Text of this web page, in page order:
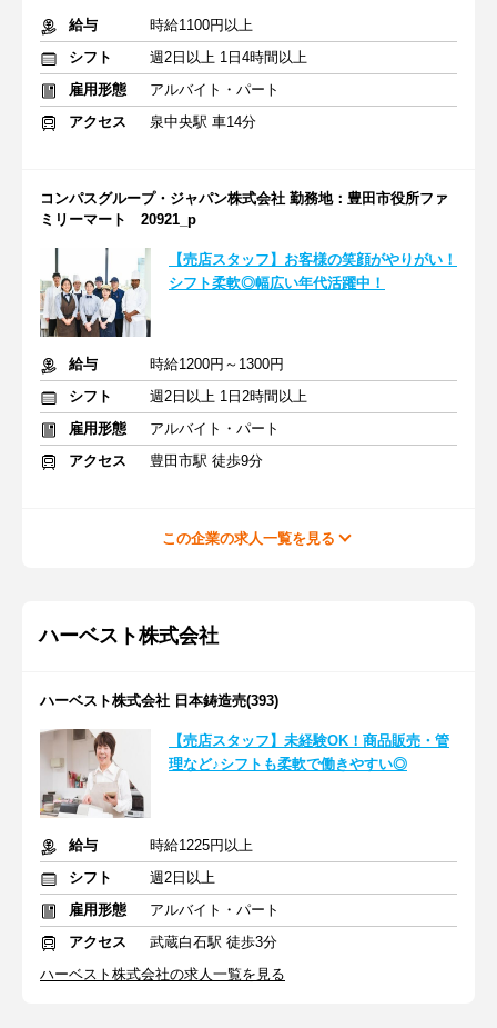
給与
時給1100円以上
シフト
週2日以上 1日4時間以上
雇用形態
アルバイト・パート
アクセス
泉中央駅 車14分
コンパスグループ・ジャパン株式会社 勤務地：豊田市役所ファ
ミリーマート 20921_p
【売店スタッフ】お客様の笑顔がやりがい！
シフト柔軟◎幅広い年代活躍中！
給与
時給1200円～1300円
シフト
週2日以上 1日2時間以上
雇用形態
アルバイト・パート
アクセス
豊田市駅 徒歩9分
この企業の求人一覧を見る
ハーベスト株式会社
ハーベスト株式会社 日本鋳造売(393)
【売店スタッフ】未経験OK！商品販売・管
理など♪シフトも柔軟で働きやすい◎
給与
時給1225円以上
シフト
週2日以上
雇用形態
アルバイト・パート
アクセス
武蔵白石駅 徒歩3分
ハーベスト株式会社の求人一覧を見る